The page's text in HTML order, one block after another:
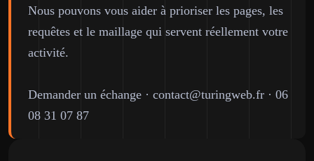
Nous pouvons vous aider à prioriser les pages, les
requêtes et le maillage qui servent réellement votre
activité.
Demander un échange · contact@turingweb.fr · 06
08 31 07 87